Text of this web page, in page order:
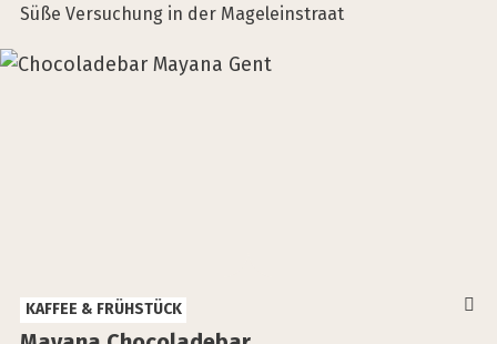
Süße Versuchung in der Mageleinstraat
KAFFEE & FRÜHSTÜCK